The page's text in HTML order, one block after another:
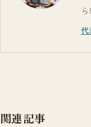
関連記事